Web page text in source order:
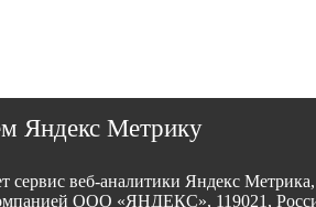
Яндекс Метрику
сервис веб-аналитики Яндекс Метрика,
ООО «ЯНДЕКС», 119021,